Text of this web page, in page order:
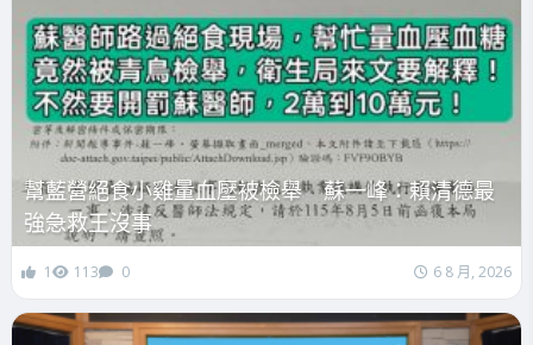
幫藍營絕食小雞量血壓被檢舉 蘇一峰：賴清德最
強急救王沒事
1 113 0 6 8 月, 2026